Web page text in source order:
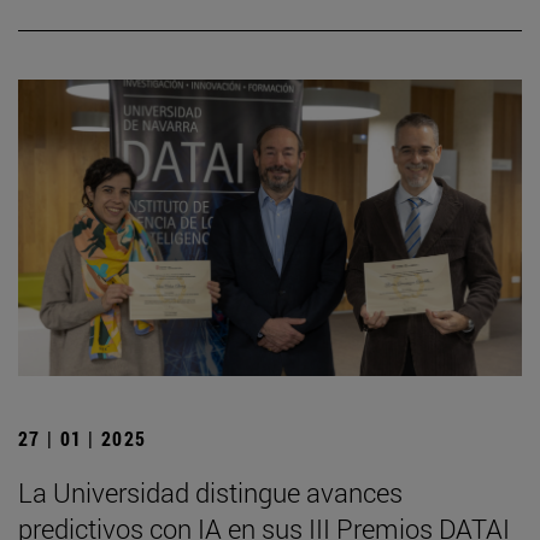
27 | 01 | 2025
La Universidad distingue avances
predictivos con IA en sus III Premios DATAI